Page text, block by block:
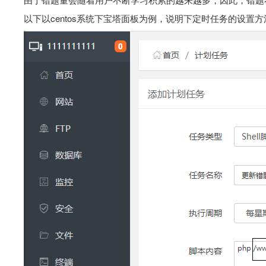
以下以centos系统下宝塔面板为例，说明下定时任务的设置